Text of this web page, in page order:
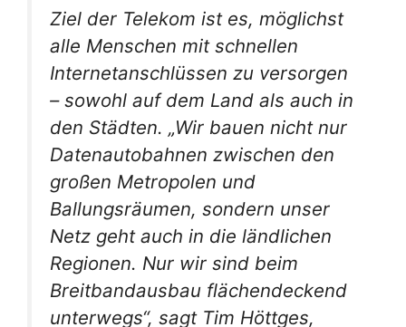
Ziel der Telekom ist es, möglichst
alle Menschen mit schnellen
Internetanschlüssen zu versorgen
– sowohl auf dem Land als auch in
den Städten. „Wir bauen nicht nur
Datenautobahnen zwischen den
großen Metropolen und
Ballungsräumen, sondern unser
Netz geht auch in die ländlichen
Regionen. Nur wir sind beim
Breitbandausbau flächendeckend
unterwegs“, sagt Tim Höttges,